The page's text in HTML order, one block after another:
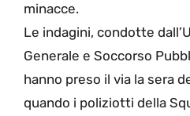
minacce.
Le indagini, condotte
Generale e Soccorso
hanno preso il via la sera
quando i poliziotti della